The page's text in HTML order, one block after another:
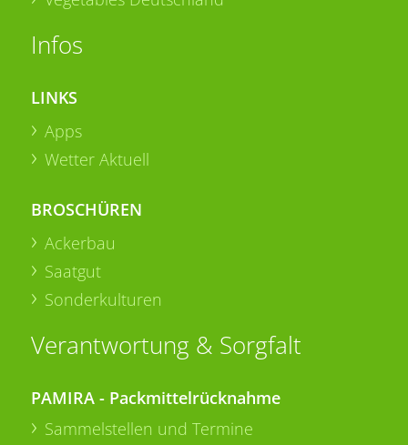
Infos
LINKS
Apps
Wetter Aktuell
BROSCHÜREN
Ackerbau
Saatgut
Sonderkulturen
Verantwortung & Sorgfalt
PAMIRA - Packmittelrücknahme
Sammelstellen und Termine